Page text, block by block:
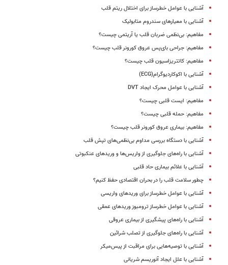
آشنایی با عوامل خطرساز برای اختلال ریتم قلب
آشنایی با معیارهای سندروم متابولیک
مفاهیم:‌ بی‌نظمی ضربان قلب یا آریتمی چیست؟
مفاهیم: جراحی بای‌پس عروق کورونر قلب چیست؟
مفاهیم: کاتتریزاسیون قلب چیست؟
آشنایی با اکوکاردیوگرام(ECG)
آشنایی با عوامل محرک ایجاد DVT
مفاهیم: ایست قلبی چیست؟
مفاهیم: حمله قلبی چیست؟
مفاهیم: بیماری عروق کورونر قلب چیست؟
آشنایی با دستگاه بررسی مداوم بی‌نظمی‌های تپش قلب
آشنایی با راه‌های جلوگیری از واریس‌ها و وریدهای عنکبوتی
آشنایی با علائم بیماری حاد قلبی
چطور سلامت قلب را در بحران اقتصادی حفظ کنیم؟
آشنایی با عوامل خطرساز برای وریدهای واریسی
آشنایی با عوامل خطرساز ترومبوز وریدهای عمقی
آشنایی با راه‌های پیشگیری از بیماری عروقی
آشنایی با راه‌های جلوگیری از تصلب شرائین
آشنایی با توصیه‌هایی برای مراقبت از پیس‌میکر
آشنایی با علل ایجاد آنوریسم شریانی